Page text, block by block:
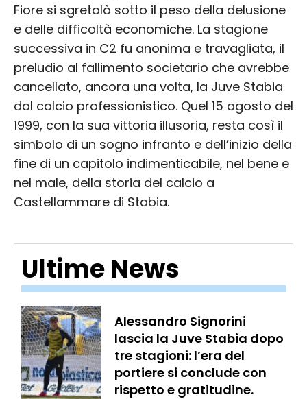
Ultime News
Alessandro Signorini
lascia la Juve Stabia dopo
tre stagioni: l’era del
portiere si conclude con
rispetto e gratitudine.
Fiore si sgretolò sotto il peso della delusione
e delle difficoltà economiche. La stagione
successiva in C2 fu anonima e travagliata, il
preludio al fallimento societario che avrebbe
cancellato, ancora una volta, la Juve Stabia
dal calcio professionistico. Quel 15 agosto del
1999, con la sua vittoria illusoria, resta così il
simbolo di un sogno infranto e dell’inizio della
fine di un capitolo indimenticabile, nel bene e
nel male, della storia del calcio a
Castellammare di Stabia.